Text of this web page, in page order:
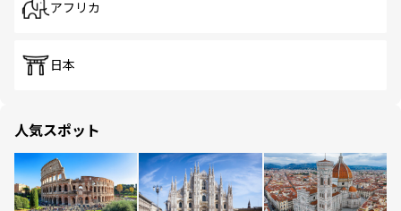
アフリカ
日本
人気スポット